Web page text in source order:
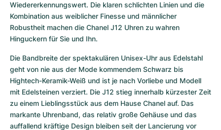
Wiedererkennungswert. Die klaren schlichten Linien und die
Kombination aus weiblicher Finesse und männlicher
Robustheit machen die Chanel J12 Uhren zu wahren
Hinguckern für Sie und Ihn.
Die Bandbreite der spektakulären Unisex-Uhr aus Edelstahl
geht von nie aus der Mode kommendem Schwarz bis
Hightech-Keramik-Weiß und ist je nach Vorliebe und Modell
mit Edelsteinen verziert. Die J12 stieg innerhalb kürzester Zeit
zu einem Lieblingsstück aus dem Hause Chanel auf. Das
markante Uhrenband, das relativ große Gehäuse und das
auffallend kräftige Design bleiben seit der Lancierung vor